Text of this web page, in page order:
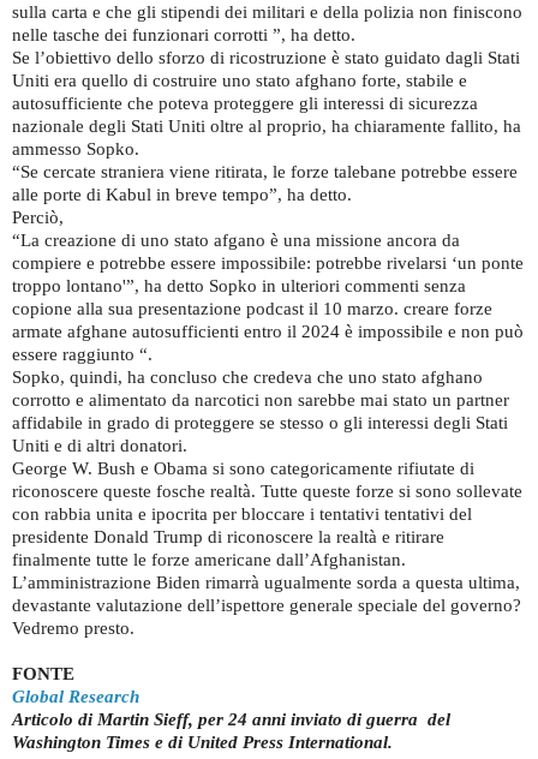
sulla carta e che gli stipendi dei militari e della polizia non finiscono
nelle tasche dei funzionari corrotti ”, ha detto.
Se l’obiettivo dello sforzo di ricostruzione è stato guidato dagli Stati
Uniti era quello di costruire uno stato afghano forte, stabile e
autosufficiente che poteva proteggere gli interessi di sicurezza
nazionale degli Stati Uniti oltre al proprio, ha chiaramente fallito, ha
ammesso Sopko.
“Se cercate straniera viene ritirata, le forze talebane potrebbe essere
alle porte di Kabul in breve tempo”, ha detto.
Perciò,
“La creazione di uno stato afgano è una missione ancora da
compiere e potrebbe essere impossibile: potrebbe rivelarsi ‘un ponte
troppo lontano'”, ha detto Sopko in ulteriori commenti senza
copione alla sua presentazione podcast il 10 marzo. creare forze
armate afghane autosufficienti entro il 2024 è impossibile e non può
essere raggiunto “.
Sopko, quindi, ha concluso che credeva che uno stato afghano
corrotto e alimentato da narcotici non sarebbe mai stato un partner
affidabile in grado di proteggere se stesso o gli interessi degli Stati
Uniti e di altri donatori.
George W. Bush e Obama si sono categoricamente rifiutate di
riconoscere queste fosche realtà. Tutte queste forze si sono sollevate
con rabbia unita e ipocrita per bloccare i tentativi tentativi del
presidente Donald Trump di riconoscere la realtà e ritirare
finalmente tutte le forze americane dall’Afghanistan.
L’amministrazione Biden rimarrà ugualmente sorda a questa ultima,
devastante valutazione dell’ispettore generale speciale del governo?
Vedremo presto.
FONTE
Global Research
Articolo di Martin Sieff, per 24 anni inviato di guerra del
Washington Times e di United Press International.